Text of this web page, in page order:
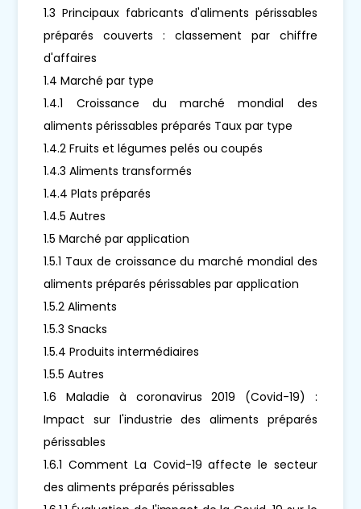
1.3 Principaux fabricants d'aliments périssables
préparés couverts : classement par chiffre
d'affaires
1.4 Marché par type
1.4.1 Croissance du marché mondial des
aliments périssables préparés Taux par type
1.4.2 Fruits et légumes pelés ou coupés
1.4.3 Aliments transformés
1.4.4 Plats préparés
1.4.5 Autres
1.5 Marché par application
1.5.1 Taux de croissance du marché mondial des
aliments préparés périssables par application
1.5.2 Aliments
1.5.3 Snacks
1.5.4 Produits intermédiaires
1.5.5 Autres
1.6 Maladie à coronavirus 2019 (Covid-19) :
Impact sur l'industrie des aliments préparés
périssables
1.6.1 Comment La Covid-19 affecte le secteur
des aliments préparés périssables